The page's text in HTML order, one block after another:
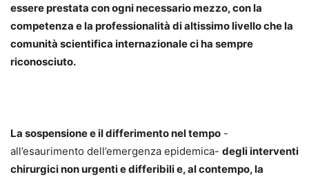
essere prestata con ogni necessario mezzo, con la
competenza e la professionalità di altissimo livello che la
comunità scientifica internazionale ci ha sempre
riconosciuto.
La sospensione e il differimento nel tempo -
all’esaurimento dell’emergenza epidemica- degli interventi
chirurgici non urgenti e differibili e, al contempo, la